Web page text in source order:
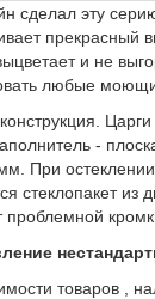
сделал эту
прекрасный
и не
любые
-
При
стеклопакет из
товаров ,